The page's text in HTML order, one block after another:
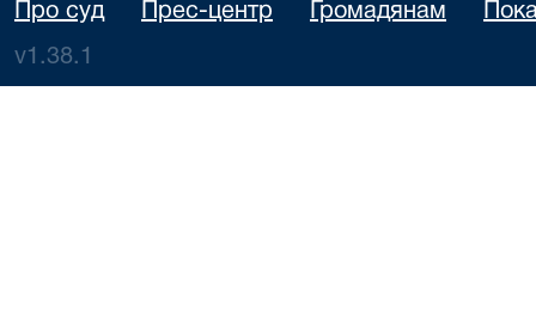
Про суд Прес-центр Громадянам
v1.38.1